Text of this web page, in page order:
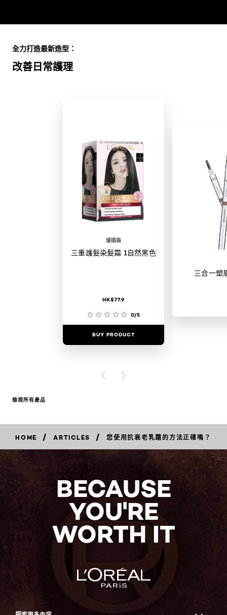
改善日常護理
全力打造最新造型：
優媚霜
三重護髮染髮霜 1自然黑色
HK$77.9
0/5
BUY PRODUCT
三合一塑
PREVIOUS CARD
NEXT CARD
檢視所有產品
HOME / ARTICLES / 您使用抗衰老乳霜的方法正確嗎？
BECAUSE
YOU'RE
WORTH IT